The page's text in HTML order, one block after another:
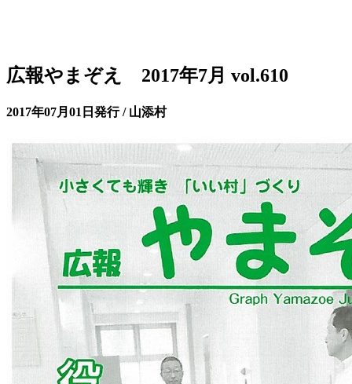
広報やまぞえ 2017年7月 vol.610
2017年07月01日発行 / 山添村